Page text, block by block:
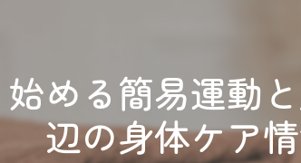
める簡易運動
辺の身体ケア